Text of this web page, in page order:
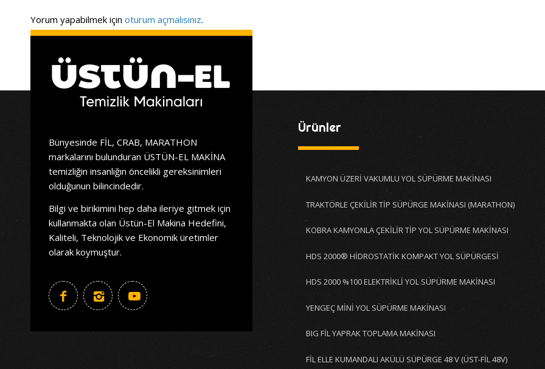
Yorum yapabilmek için oturum açmalısınız.
Bünyesinde FİL, CRAB, MARATHON
markalarını bulunduran ÜSTÜN-EL MAKİNA
temizliğin insanlığın öncelikli gereksinimleri
olduğunun bilincindedir.
Bilgi ve birikimini hep daha ileriye gitmek için
kullanmakta olan Üstün-El Makina Hedefini,
Kaliteli, Teknolojik ve Ekonomik üretimler
olarak koymuştur.
Ürünler
KAMYON ÜZERİ VAKUMLU YOL SÜPÜRME MAKİNASI
TRAKTÖRLE ÇEKİLİR TİP SÜPÜRGE MAKİNASI (MARATHON)
KOBRA KAMYONLA ÇEKİLİR TİP YOL SÜPÜRME MAKİNASI
HDS 2000® HİDROSTATİK KOMPAKT YOL SÜPÜRGESİ
HDS 2000 %100 ELEKTRİKLİ YOL SÜPÜRME MAKİNASI
YENGEÇ MİNİ YOL SÜPÜRME MAKİNASI
BIG FİL YAPRAK TOPLAMA MAKİNASI
FİL ELLE KUMANDALI AKÜLÜ SÜPÜRGE 48 V (ÜST-FİL 48V)